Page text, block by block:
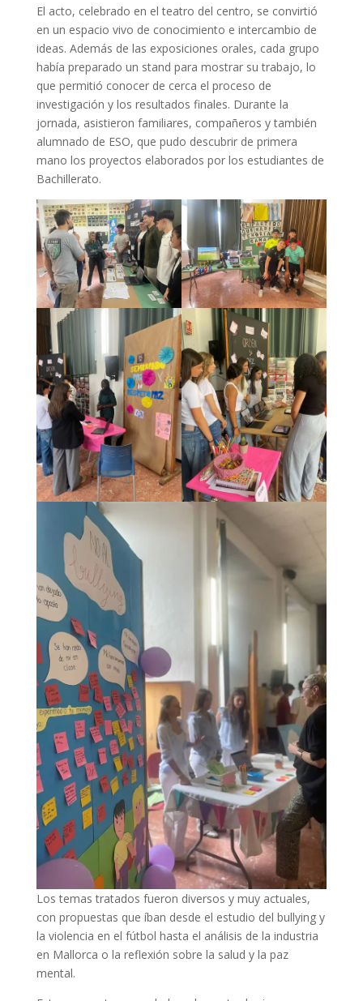
El acto, celebrado en el teatro del centro, se convirtió
en un espacio vivo de conocimiento e intercambio de
ideas. Además de las exposiciones orales, cada grupo
había preparado un stand para mostrar su trabajo, lo
que permitió conocer de cerca el proceso de
investigación y los resultados finales. Durante la
jornada, asistieron familiares, compañeros y también
alumnado de ESO, que pudo descubrir de primera
mano los proyectos elaborados por los estudiantes de
Bachillerato.
Los temas tratados fueron diversos y muy actuales,
con propuestas que íban desde el estudio del bullying y
la violencia en el fútbol hasta el análisis de la industria
en Mallorca o la reflexión sobre la salud y la paz
mental.